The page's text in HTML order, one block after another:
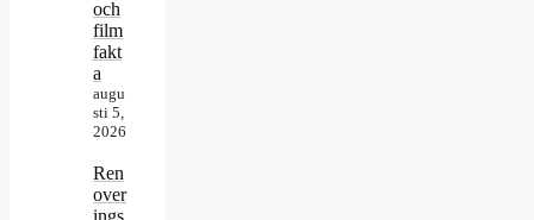
och
film
fakt
a
augu
sti 5,
2026
Ren
over
ings